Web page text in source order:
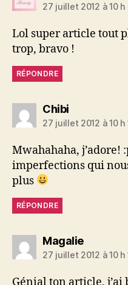
27 juillet 2012 à 10 h
Lol super article tout
trop, bravo !
RÉPONDRE
Chibidit :
27 juillet 2012 à 10 h
Mwahahaha, j’adore!
imperfections qui
plus
RÉPONDRE
Magaliedit :
27 juillet 2012 à 10 h
Génial ton article, j’ai